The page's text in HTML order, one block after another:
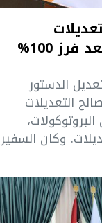
100%
الدستور
لصالح التعديلات
فرز 100% من البروتوكولات،
ضد التعديلات. وكان السفير